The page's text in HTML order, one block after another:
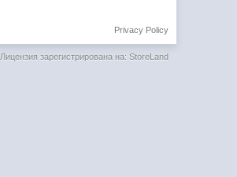
Privacy Policy
Лицензия зарегистрирована на: StoreLand